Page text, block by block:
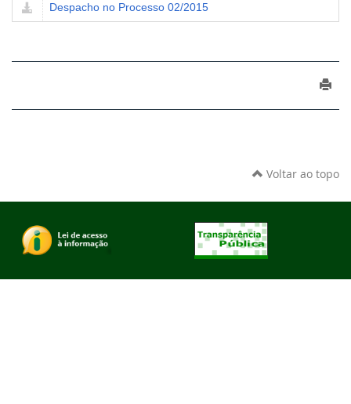
Despacho no Processo 02/2015
Voltar ao topo